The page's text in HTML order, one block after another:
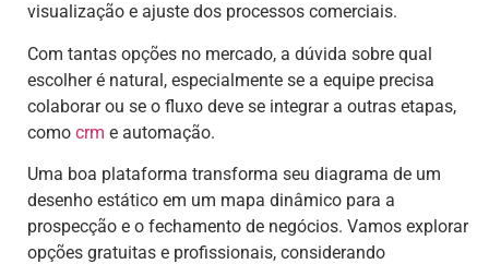
visualização e ajuste dos processos comerciais.
Com tantas opções no mercado, a dúvida sobre qual
escolher é natural, especialmente se a equipe precisa
colaborar ou se o fluxo deve se integrar a outras etapas,
como crm e automação.
Uma boa plataforma transforma seu diagrama de um
desenho estático em um mapa dinâmico para a
prospecção e o fechamento de negócios. Vamos explorar
opções gratuitas e profissionais, considerando